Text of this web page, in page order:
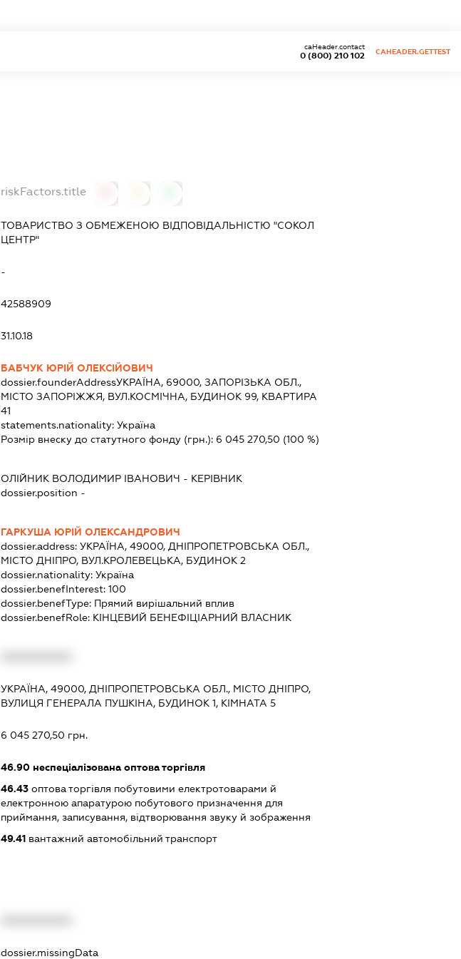
0 (800) 210 102
caHeader.contact
CAHEADER.GETTEST
riskFactors.title
ТОВАРИСТВО З ОБМЕЖЕНОЮ ВІДПОВІДАЛЬНІСТЮ "СОКОЛ
ЦЕНТР"
-
42588909
31.10.18
БАБЧУК ЮРІЙ ОЛЕКСІЙОВИЧ
dossier.founderAddressУКРАЇНА, 69000, ЗАПОРІЗЬКА ОБЛ.,
МІСТО ЗАПОРІЖЖЯ, ВУЛ.КОСМІЧНА, БУДИНОК 99, КВАРТИРА
41
statements.nationality: Україна
Розмір внеску до статутного фонду (грн.): 6 045 270,50 (100 %)
ОЛІЙНИК ВОЛОДИМИР ІВАНОВИЧ - КЕРІВНИК
dossier.position -
ГАРКУША ЮРІЙ ОЛЕКСАНДРОВИЧ
dossier.address: УКРАЇНА, 49000, ДНІПРОПЕТРОВСЬКА ОБЛ.,
МІСТО ДНІПРО, ВУЛ.КРОЛЕВЕЦЬКА, БУДИНОК 2
dossier.nationality: Україна
dossier.benefInterest: 100
dossier.benefType: Прямий вирішальний вплив
dossier.benefRole: КІНЦЕВИЙ БЕНЕФІЦІАРНИЙ ВЛАСНИК
УКРАЇНА, 49000, ДНІПРОПЕТРОВСЬКА ОБЛ., МІСТО ДНІПРО,
ВУЛИЦЯ ГЕНЕРАЛА ПУШКІНА, БУДИНОК 1, КІМНАТА 5
6 045 270,50 грн.
46.90неспеціалізована оптова торгівля
46.43оптова торгівля побутовими електротоварами й
електронною апаратурою побутового призначення для
приймання, записування, відтворювання звуку й зображення
49.41вантажний автомобільний транспорт
dossier.missingData